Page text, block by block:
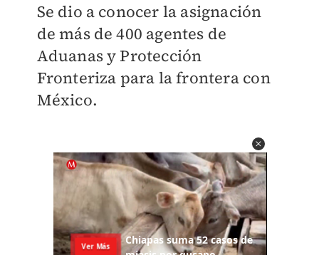
Se dio a conocer la asignación
de más de 400 agentes de
Aduanas y Protección
Fronteriza para la frontera con
México.